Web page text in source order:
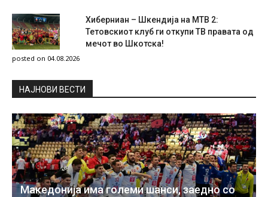
Хиберниан – Шкендија на МТВ 2:
Тетовскиот клуб ги откупи ТВ правата од
мечот во Шкотска!
posted on 04.08.2026
НAЈНОВИ ВЕСТИ
Македонија има големи шанси, заедно со